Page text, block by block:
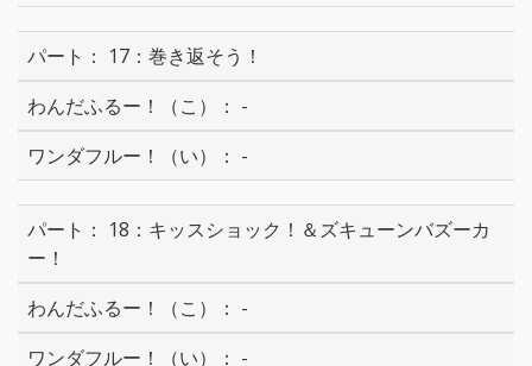
17：巻き返そう！
-
-
18：キッスショック！＆ズキューンバズーカ
ー！
-
-